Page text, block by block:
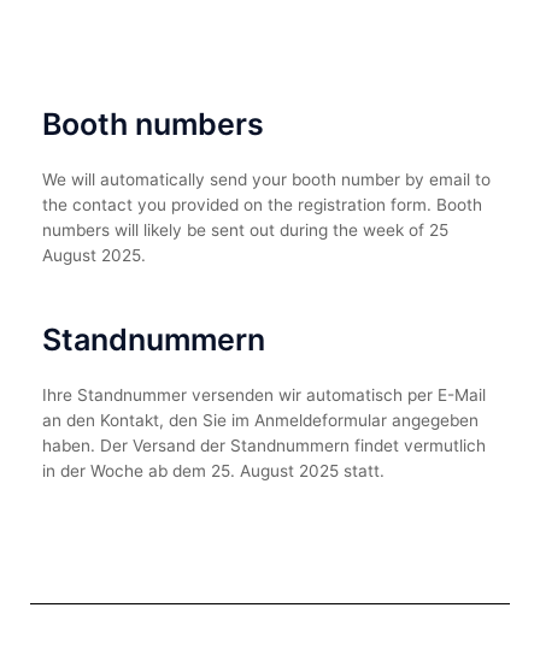
Booth numbers
We will automatically send your booth number by email to
the contact you provided on the registration form. Booth
numbers will likely be sent out during the week of 25
August 2025.
Standnummern
Ihre Standnummer versenden wir automatisch per E-Mail
an den Kontakt, den Sie im Anmeldeformular angegeben
haben. Der Versand der Standnummern findet vermutlich
in der Woche ab dem 25. August 2025 statt.